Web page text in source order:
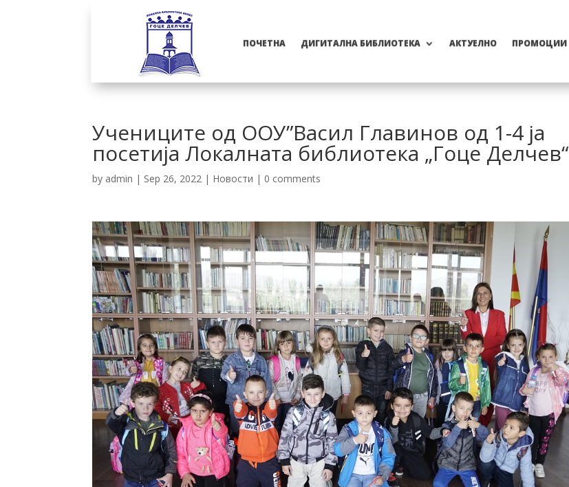
ПОЧЕТНА ДИГИТАЛНА БИБЛИОТЕКА АКТУЕЛНО ПРОМОЦИИ
Учениците од ООУ”Васил Главинов од 1-4 ја
посетија Локалната библиотека „Гоце Делчев“
by admin | Sep 26, 2022 | Новости | 0 comments